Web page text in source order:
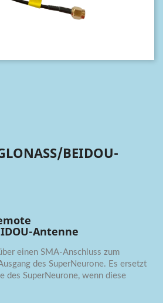
BEIDOU-
Antenne
einen SMA-Anschluss zum
des SuperNeurone. Es ersetzt
des SuperNeurone, wenn diese